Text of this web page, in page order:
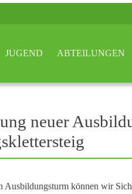
JUGEND ABTEILUNGEN
neuer
Ausbildungsturm können wir